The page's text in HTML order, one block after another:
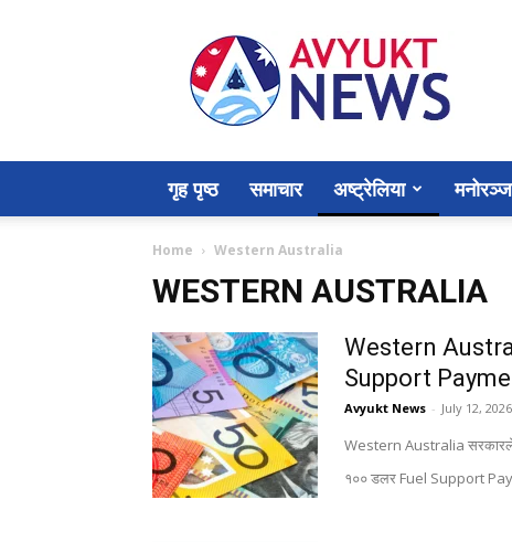
Avyukt
News
गृह पृष्ठ समाचार अष्ट्रेलिया
Home Western Australia
WESTERN AUSTRALIA
Western
Support
Avyukt News - July 12, 2026
Western Australia सरकारले
१०० डलर Fuel Support